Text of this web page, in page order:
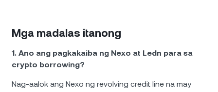
Mga madalas itanong
1. Ano ang pagkakaiba ng Nexo at Ledn para sa
crypto borrowing?
Nag-aalok ang Nexo ng revolving credit line na may